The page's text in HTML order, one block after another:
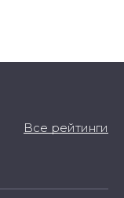
Все рейтинги